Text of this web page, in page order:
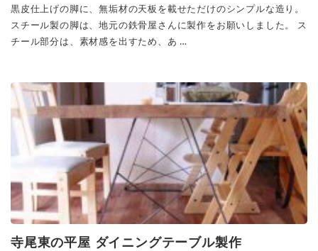
黒皮仕上げの脚に、無垢材の天板を載せただけのシンプルな造り。
スチール製の脚は、地元の鉄骨屋さんに製作をお願いしました。 ス
チール部分は、素材感を出すため、あ …
寺尾東の平屋 ダイニングテーブル製作